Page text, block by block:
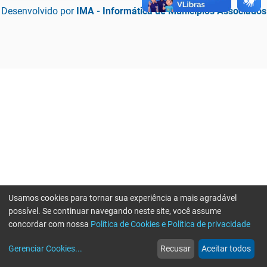
Desenvolvido por IMA - Informática de Municípios Associados
web
Notícias
more_horiz
Mais
Usamos cookies para tornar sua experiência a mais agradável
possível. Se continuar navegando neste site, você assume
concordar com nossa Política de Cookies e Política de privacidade
Gerenciar Cookies... Recusar Aceitar todos
Erro ao enviar informações, por favor tente novamente